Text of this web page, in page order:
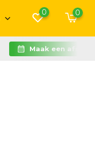
0 0
Maak een